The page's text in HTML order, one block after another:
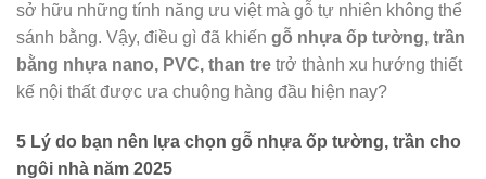
sở hữu những tính năng ưu việt mà gỗ tự nhiên không thể
sánh bằng. Vậy, điều gì đã khiến gỗ nhựa ốp tường, trần
bằng nhựa nano, PVC, than tre trở thành xu hướng thiết
kế nội thất được ưa chuộng hàng đầu hiện nay?
5 Lý do bạn nên lựa chọn gỗ nhựa ốp tường, trần cho
ngôi nhà năm 2025